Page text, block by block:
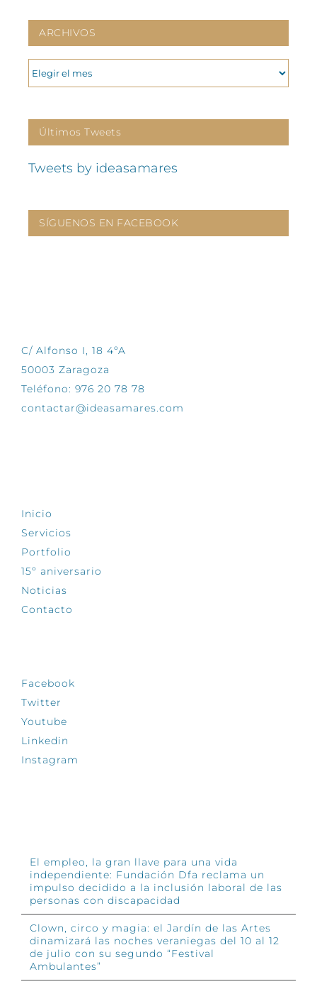
ARCHIVOS
ARCHIVOS
Últimos Tweets
Tweets by ideasamares
SÍGUENOS EN FACEBOOK
C/ Alfonso I, 18 4ºA
50003 Zaragoza
Teléfono: 976 20 78 78
contactar@ideasamares.com
Inicio
Servicios
Portfolio
15º aniversario
Noticias
Contacto
Facebook
Twitter
Youtube
Linkedin
Instagram
El empleo, la gran llave para una vida
independiente: Fundación Dfa reclama un
impulso decidido a la inclusión laboral de las
personas con discapacidad
Clown, circo y magia: el Jardín de las Artes
dinamizará las noches veraniegas del 10 al 12
de julio con su segundo “Festival
Ambulantes”